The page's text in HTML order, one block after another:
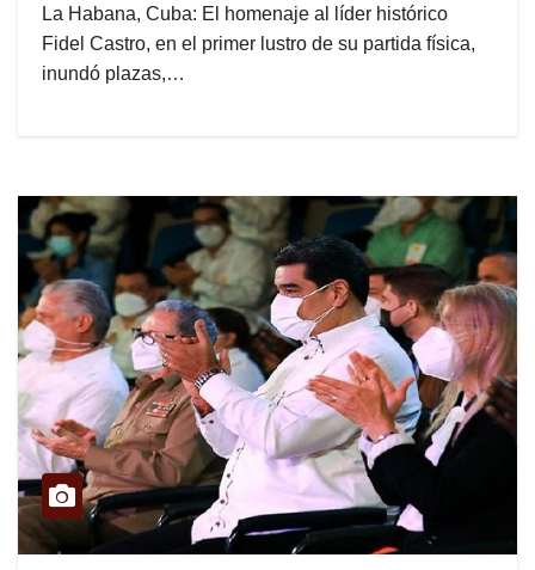
La Habana, Cuba: El homenaje al líder histórico
Fidel Castro, en el primer lustro de su partida física,
inundó plazas,…